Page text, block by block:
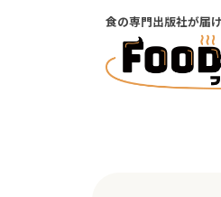
食の専門出版社が届